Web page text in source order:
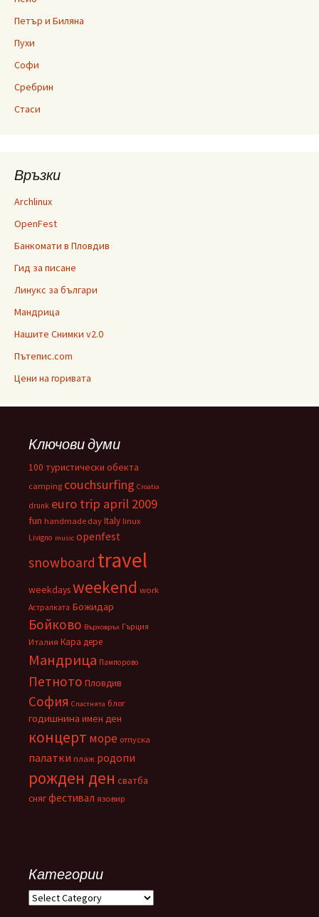
Петър и Биляна
Пухи
Софи
Сребрин
Стаси
Връзки
Archlinux
OpenFest
Банкомати в Пловдив
Гид за писане
Линукс за българи
Мандрица
Нашите Снимки v2.0
Пътепис.com
Цени на горивата
Ключови думи
100 туристически обекта
camping couchsurfing Croatia
drunk euro trip april 2009
fun handmade day Italy linux
Livigno music openfest
snowboard travel
weekdaysweekend work
Астралката Божидар
Бойково Върховръх Гърция
Италия Кара дере
Мандрица Пампорово
Петното Пловдив
София Спастнята блог
годишнина имен ден
концерт море отпуска
палатки плаж родопи
рожден ден сватба
снягфестивал язовир
Категории
Категории